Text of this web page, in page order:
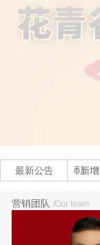
最新公告
沈坤老师新增服
营销团队/Our team